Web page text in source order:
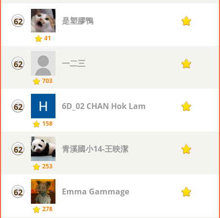
62
41
是塑膠鴨 12
62
703
一二三 12
62
158
6D_02 CHAN Hok Lam 12
62
253
青溪國小14-王映潔 12
62
278
Emma Gammage 12